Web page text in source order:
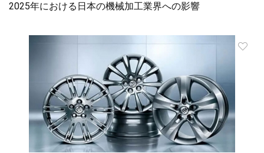
2025年における日本の機械加工業界への影響